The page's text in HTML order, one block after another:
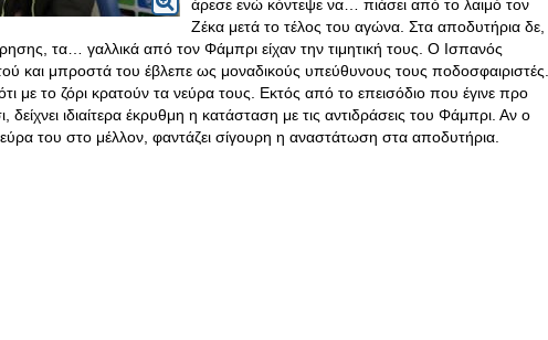
άρεσε ενώ κόντεψε να… πιάσει από το λαιμό τον
Ζέκα μετά το τέλος του αγώνα. Στα αποδυτήρια δε,
τα… γαλλικά από τον Φάμπρι είχαν την τιμητική τους. Ο Ισπανός
και μπροστά του έβλεπε ως μοναδικούς υπεύθυνους τους ποδοσφαιριστές.
με το ζόρι κρατούν τα νεύρα τους. Εκτός από το επεισόδιο που έγινε προ
δείχνει ιδιαίτερα έκρυθμη η κατάσταση με τις αντιδράσεις του Φάμπρι. Αν ο
του στο μέλλον, φαντάζει σίγουρη η αναστάτωση στα αποδυτήρια.